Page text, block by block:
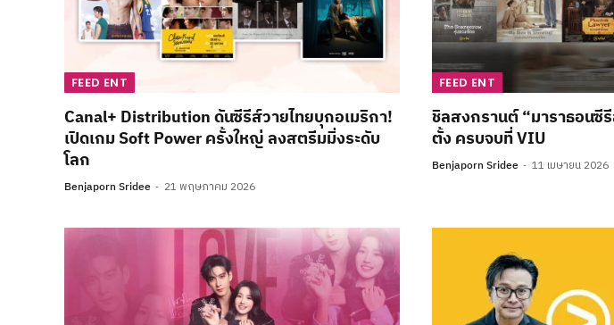
FEED ENT
Canal+ Distribution ดันซีรีส์วายไทยบุกอเมริกา!
เปิดเกม Soft Power ครั้งใหญ่ ลงสตรีมมิ่งระดับ
โลก
Benjaporn Sridee 21 พฤษภาคม 2026
FEED ENT
ชิลสงกรานต์ “มาราธอนซี
ตั้ง ครบจบที่ VIU
Benjaporn Sridee 11 เมษายน 2026